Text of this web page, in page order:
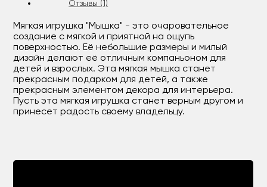
Отзывы (1)
Мягкая игрушка "Мышка" - это очаровательное
создание с мягкой и приятной на ощупь
поверхностью. Её небольшие размеры и милый
дизайн делают её отличным компаньоном для
детей и взрослых. Эта мягкая мышка станет
прекрасным подарком для детей, а также
прекрасным элементом декора для интерьера.
Пусть эта мягкая игрушка станет верным другом и
принесет радость своему владельцу.